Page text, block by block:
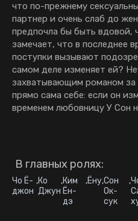
что по-прежнему
партнер и очень слаб до
предпочла бы быть вдовой,
замечает, что в последнее
поступки вызывают
самом деле изменяет ей?
захватывающим романом
прямо сама себе: если он
временем любовницу У Сон
В главных ролях:
Чо Ё-
джон
,Ко
Джун
,Ким
Ён-
дэ
,Ёну,Сон
Ок-
сук
,